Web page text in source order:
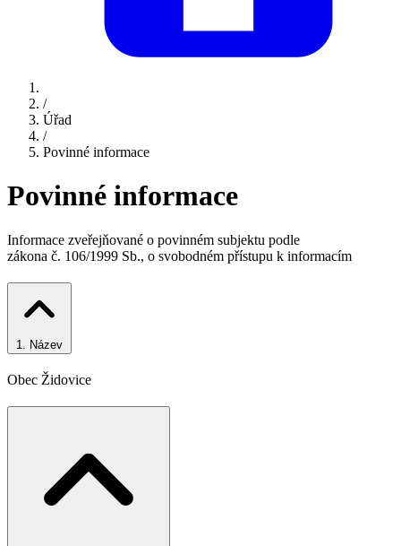
/
Úřad
/
Povinné informace
Povinné informace
Informace zveřejňované o povinném subjektu podle
zákona č. 106/1999 Sb., o svobodném přístupu k informacím
1. Název
Obec Židovice